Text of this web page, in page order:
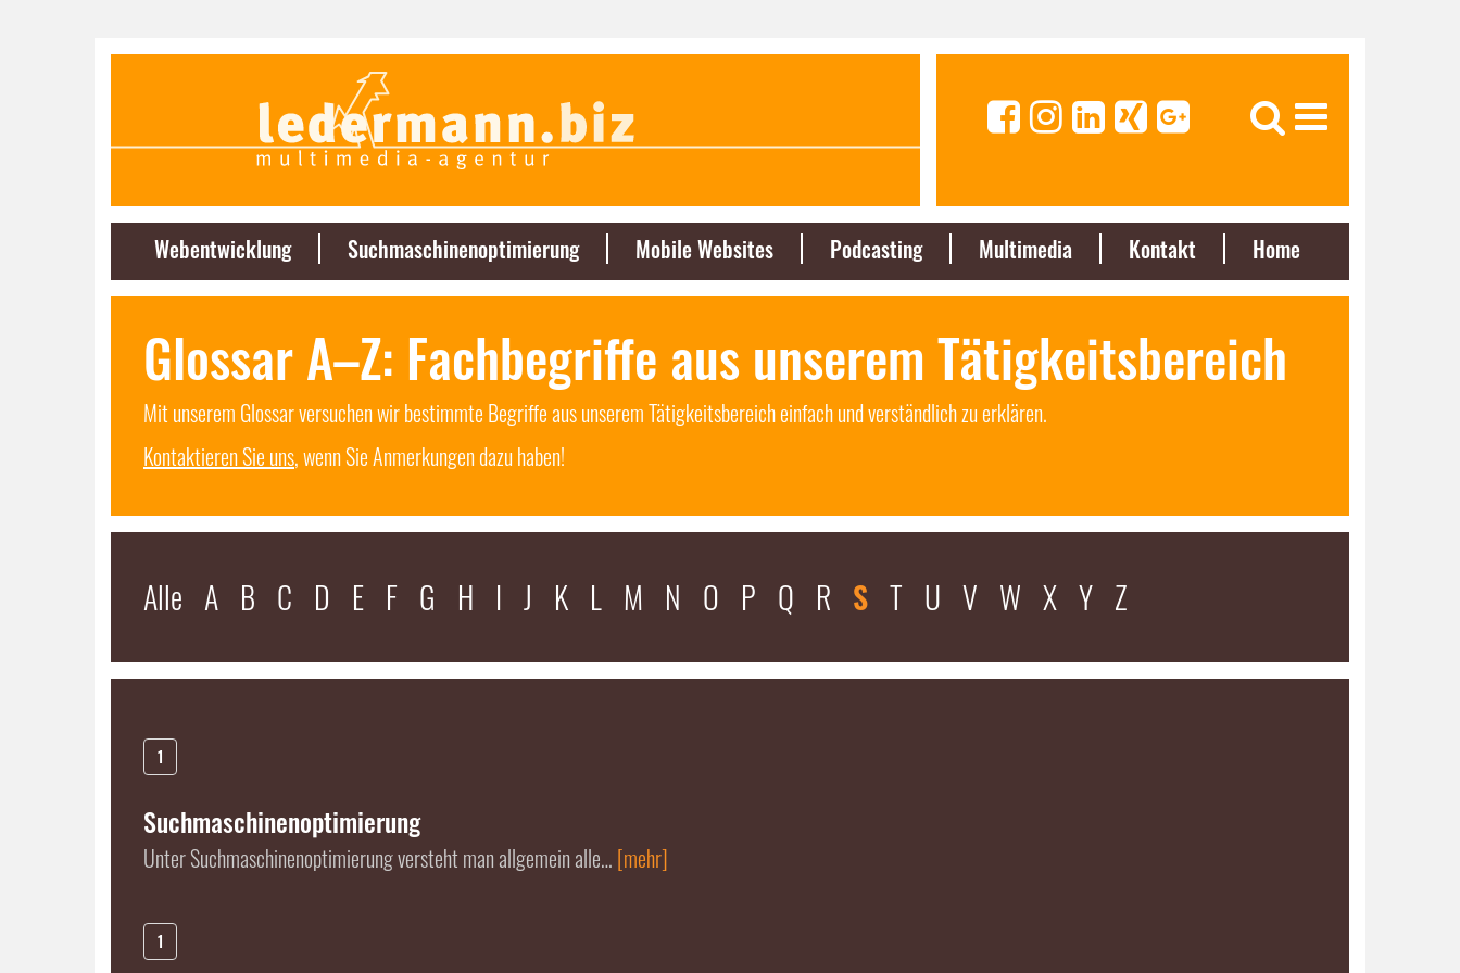
Webentwicklung Suchmaschinenoptimierung Mobile Websites Podcasting Multimedia Kontakt Home
Glossar A–Z: Fachbegriffe aus unserem Tätigkeitsbereich
Mit unserem Glossar versuchen wir bestimmte Begriffe aus unserem Tätigkeitsbereich einfach und verständlich zu erklären.
Kontaktieren Sie uns, wenn Sie Anmerkungen dazu haben!
Alle A B C D E F G H I J K L M N O P Q R S T U V W X Y Z
1
Suchmaschinenoptimierung
Unter Suchmaschinenoptimierung versteht man allgemein alle… [mehr]
1